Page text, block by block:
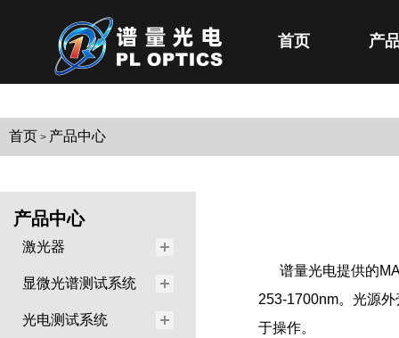
首页 产
首页 > 产品中心
产品中心
激光器
显微光谱测试系统
光电测试系统
谱量光电提供的
253-1700nm。光源
于操作。